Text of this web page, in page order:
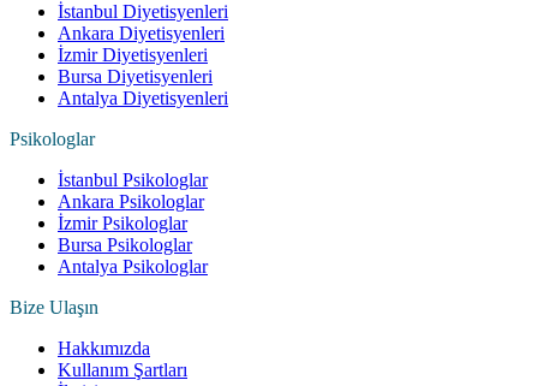
İstanbul Diyetisyenleri
Ankara Diyetisyenleri
İzmir Diyetisyenleri
Bursa Diyetisyenleri
Antalya Diyetisyenleri
Psikologlar
İstanbul Psikologlar
Ankara Psikologlar
İzmir Psikologlar
Bursa Psikologlar
Antalya Psikologlar
Bize Ulaşın
Hakkımızda
Kullanım Şartları